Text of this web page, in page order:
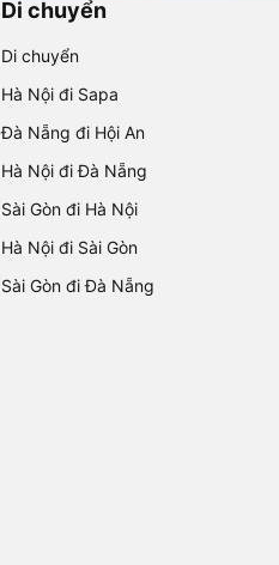
Di chuyển
Di chuyển
Hà Nội đi Sapa
Đà Nẵng đi Hội An
Hà Nội đi Đà Nẵng
Sài Gòn đi Hà Nội
Hà Nội đi Sài Gòn
Sài Gòn đi Đà Nẵng